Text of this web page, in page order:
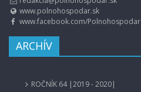
www.polnohospodar.sk
www.facebook.com/Polnohospodar
ARCHÍV
ROČNÍK 64 |2019 - 2020|